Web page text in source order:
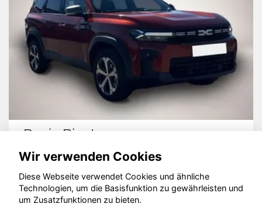
Dacia Bigster
© konjunkturmotor.de GmbH 2020 - 2026
Wir verwenden Cookies
Diese Webseite verwendet Cookies und ähnliche
Technologien, um die Basisfunktion zu gewährleisten und
um Zusatzfunktionen zu bieten.